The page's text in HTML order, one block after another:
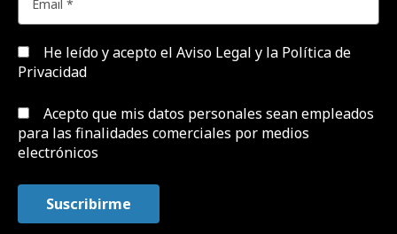
He leído y acepto el Aviso Legal y la Política de
Privacidad
Acepto que mis datos personales sean empleados
para las finalidades comerciales por medios
electrónicos